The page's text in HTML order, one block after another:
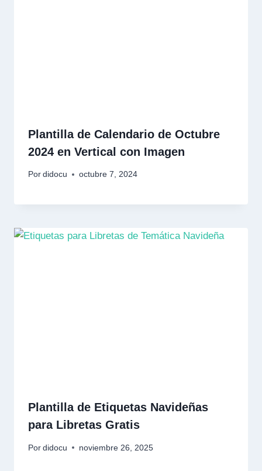
Plantilla de Calendario de Octubre
2024 en Vertical con Imagen
Por didocu octubre 7, 2024
Plantilla de Etiquetas Navideñas
para Libretas Gratis
Por didocu noviembre 26, 2025